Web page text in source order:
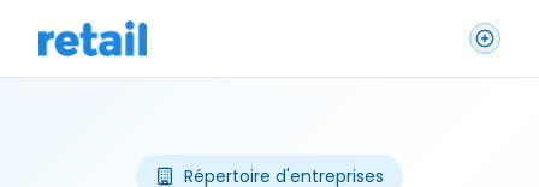
Répertoire d'entreprises